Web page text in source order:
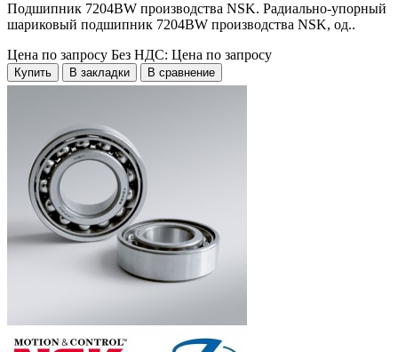
Подшипник 7204BW производства NSK. Радиально-упорный
шариковый подшипник 7204BW производства NSK, од..
Цена по запросу Без НДС: Цена по запросу
Купить В закладки В сравнение